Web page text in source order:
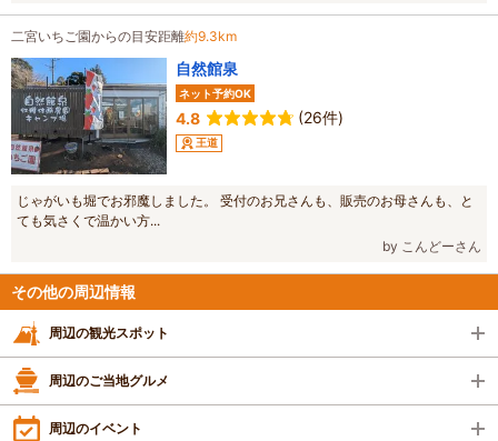
二宮いちご園からの目安距離約9.3km
自然館泉
ネット予約OK
4.8 (26件)
王道
じゃがいも堀でお邪魔しました。 受付のお兄さんも、販売のお母さんも、と
ても気さくで温かい方...
by こんどーさん
その他の周辺情報
周辺の観光スポット
周辺のご当地グルメ
周辺のイベント